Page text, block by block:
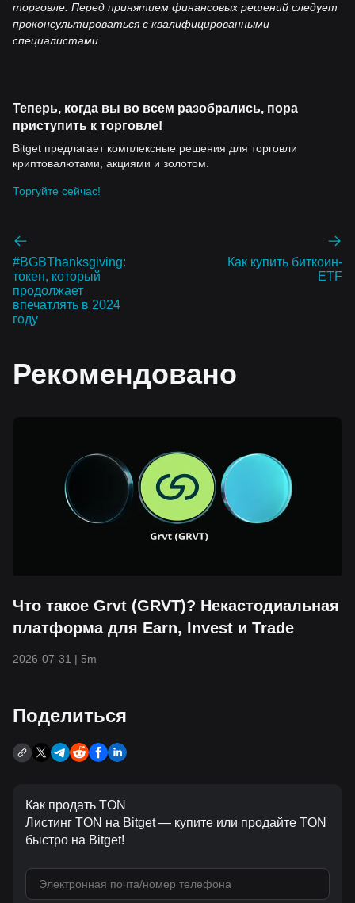
торговле. Перед принятием финансовых решений следует
проконсультироваться с квалифицированными
специалистами.
Теперь, когда вы во всем разобрались, пора
приступить к торговле!
Bitget предлагает комплексные решения для торговли
криптовалютами, акциями и золотом.
Торгуйте сейчас!
#BGBThanksgiving:
токен, который
продолжает
впечатлять в 2024
году
Как купить биткоин-
ETF
Рекомендовано
Что такое Grvt (GRVT)? Некастодиальная
платформа для Earn, Invest и Trade
2026-07-31 | 5m
Поделиться
Как продать TON
Листинг TON на Bitget — купите или продайте TON
быстро на Bitget!